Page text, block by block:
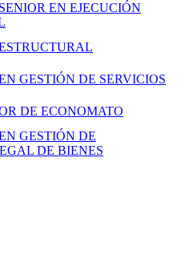
EN EJECUCIÓN
GESTIÓN DE SERVICIOS
DE ECONOMATO
GESTIÓN DE
DE BIENES